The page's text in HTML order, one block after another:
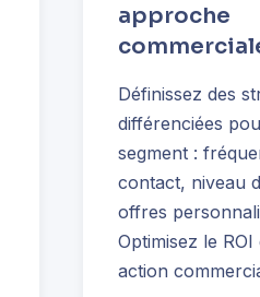
approche
Définissez des
différenciées
segment :
contact, niveau
offres
Optimisez le
action